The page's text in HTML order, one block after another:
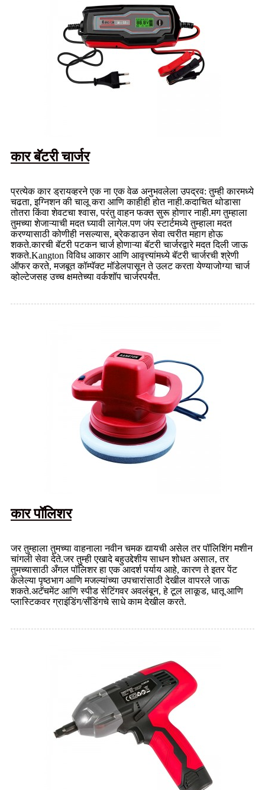
कार बॅटरी चार्जर
प्रत्येक कार ड्रायव्हरने एक ना एक वेळ अनुभवलेला उपद्रव: तुम्ही कारमध्ये
चढता, इग्निशन की चालू करा आणि काहीही होत नाही.कदाचित थोडासा
तोतरा किंवा शेवटचा श्वास, परंतु वाहन फक्त सुरू होणार नाही.मग तुम्हाला
तुमच्या शेजाऱ्याची मदत घ्यावी लागेल.पण जंप स्टार्टमध्ये तुम्हाला मदत
करण्यासाठी कोणीही नसल्यास, ब्रेकडाउन सेवा त्वरीत महाग होऊ
शकते.कारची बॅटरी पटकन चार्ज होणाऱ्या बॅटरी चार्जरद्वारे मदत दिली जाऊ
शकते.Kangton विविध आकार आणि आवृत्त्यांमध्ये बॅटरी चार्जरची श्रेणी
ऑफर करते, मजबूत कॉम्पॅक्ट मॉडेलपासून ते उलट करता येण्याजोग्या चार्ज
व्होल्टेजसह उच्च क्षमतेच्या वर्कशॉप चार्जरपर्यंत.
कार पॉलिशर
जर तुम्हाला तुमच्या वाहनाला नवीन चमक द्यायची असेल तर पॉलिशिंग मशीन
चांगली सेवा देते.जर तुम्ही एखादे बहुउद्देशीय साधन शोधत असाल, तर
तुमच्यासाठी अँगल पॉलिशर हा एक आदर्श पर्याय आहे, कारण ते इतर पेंट
केलेल्या पृष्ठभाग आणि मजल्यांच्या उपचारांसाठी देखील वापरले जाऊ
शकते.अटॅचमेंट आणि स्पीड सेटिंगवर अवलंबून, हे टूल लाकूड, धातू आणि
प्लास्टिकवर ग्राइंडिंग/सँडिंगचे साधे काम देखील करते.